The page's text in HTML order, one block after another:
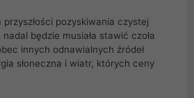
pozyskiwania czystej
będzie musiała stawić czoła
innych odnawialnych źródeł
słoneczna i wiatr, których ceny